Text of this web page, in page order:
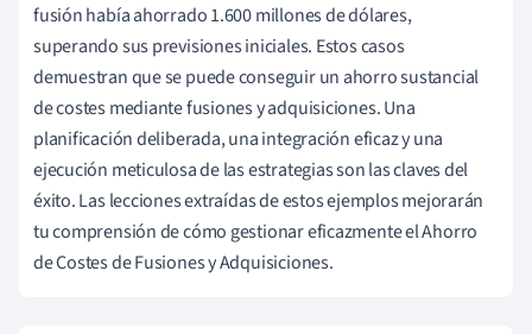
fusión había ahorrado 1.600 millones de dólares,
superando sus previsiones iniciales. Estos casos
demuestran que se puede conseguir un ahorro sustancial
de costes mediante fusiones y adquisiciones. Una
planificación deliberada, una integración eficaz y una
ejecución meticulosa de las estrategias son las claves del
éxito. Las lecciones extraídas de estos ejemplos mejorarán
tu comprensión de cómo gestionar eficazmente el Ahorro
de Costes de Fusiones y Adquisiciones.